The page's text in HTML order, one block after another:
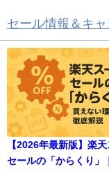
セール情報＆キ
【2026年最新版】楽
セールの「からくり」